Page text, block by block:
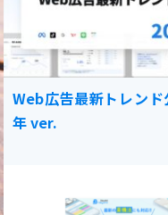
Web広告最新トレン
年 ver.